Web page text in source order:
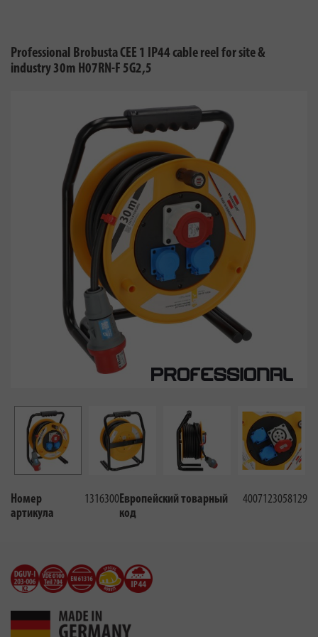
Professional Brobusta CEE 1 IP44 cable reel for site &
industry 30m H07RN-F 5G2,5
Номер
артикула
1316300Европейский товарный
код
4007123058129